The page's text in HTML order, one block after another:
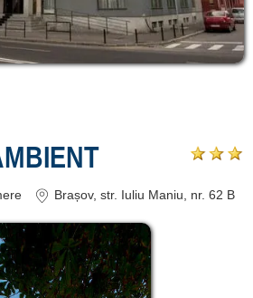
Brașov, str. Iuliu Maniu, nr. 62 B